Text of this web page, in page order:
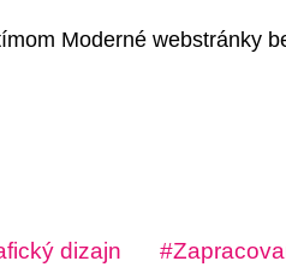
Moderné webstránky
dizajn